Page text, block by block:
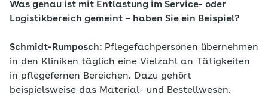
Was genau ist mit Entlastung im Service- oder
Logistikbereich gemeint – haben Sie ein Beispiel?
Schmidt-Rumposch: Pflegefachpersonen übernehmen
in den Kliniken täglich eine Vielzahl an Tätigkeiten
in pflegefernen Bereichen. Dazu gehört
beispielsweise das Material- und Bestellwesen.